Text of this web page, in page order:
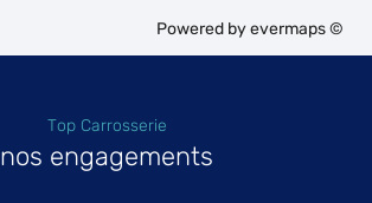
Powered byevermaps ©
Top Carrosserie
nos engagements